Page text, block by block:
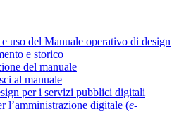
uso del Manuale operativo di design
e storico
del manuale
al manuale
per i servizi pubblici digitali
l’amministrazione digitale (e-